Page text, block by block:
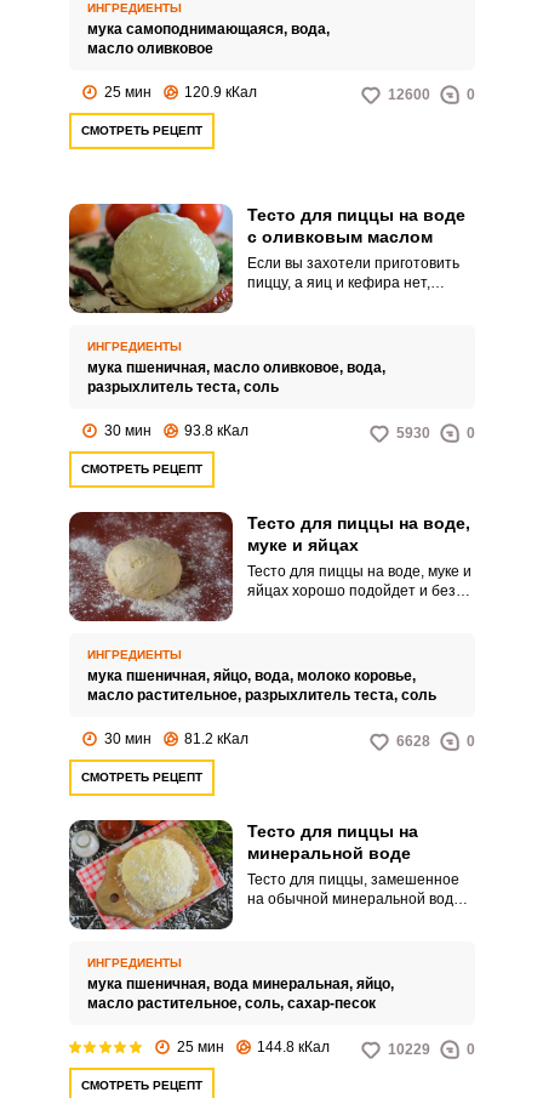
на пороге».
ИНГРЕДИЕНТЫ
мука самоподнимающаяся, вода,
масло оливковое
25 мин 120.9 кКал 12600 0
СМОТРЕТЬ РЕЦЕПТ
Тесто для пиццы на воде
с оливковым маслом
Если вы захотели приготовить
пиццу, а яиц и кефира нет,
пиццы на тонкой основе
предлагается замесить тесто
ИНГРЕДИЕНТЫ
мука пшеничная, масло оливковое, вода,
разрыхлитель теста, соль
30 мин 93.8 кКал 5930 0
СМОТРЕТЬ РЕЦЕПТ
Тесто для пиццы на воде,
муке и яйцах
Тесто для пиццы на воде, муке и
яйцах хорошо подойдет и без
ИНГРЕДИЕНТЫ
мука пшеничная, яйцо, вода, молоко коровье,
масло растительное, разрыхлитель теста, соль
30 мин 81.2 кКал 6628 0
СМОТРЕТЬ РЕЦЕПТ
Тесто для пиццы на
минеральной воде
Тесто для пиццы, замешенное
на обычной минеральной воде,
хрустящими бортиками.
ИНГРЕДИЕНТЫ
мука пшеничная, вода минеральная, яйцо,
масло растительное, соль, сахар-песок
25 мин 144.8 кКал 10229 0
СМОТРЕТЬ РЕЦЕПТ